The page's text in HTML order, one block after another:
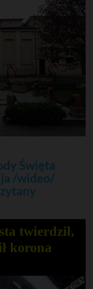
Święta
/wideo/
twierdził,
korona